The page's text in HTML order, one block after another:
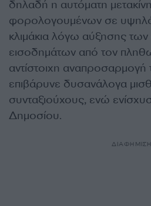
δηλαδή η αυτόματη
φορολογουμένων σε
κλιμάκια λόγω αύξησης
εισοδημάτων από τον
αντίστοιχη
επιβάρυνε δυσανάλογα
συνταξιούχους, ενώ
Δημοσίου.
ΔΙΑΦΗΜΙΣΗ